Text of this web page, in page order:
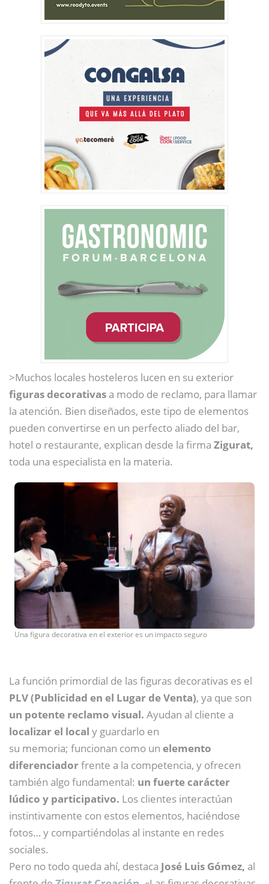
>Muchos locales hosteleros lucen en su exterior
figuras decorativas a modo de reclamo, para llamar
la atención. Bien diseñados, este tipo de elementos
pueden convertirse en un perfecto aliado del bar,
hotel o restaurante, explican desde la firma Zigurat,
toda una especialista en la materia.
Una figura decorativa en el exterior es un impacto seguro
La función primordial de las figuras decorativas es el
PLV (Publicidad en el Lugar de Venta), ya que son
un potente reclamo visual. Ayudan al cliente a
localizar el local y guardarlo en
su memoria; funcionan como un elemento
diferenciadorfrente a la competencia, y ofrecen
también algo fundamental: un fuerte carácter
lúdico y participativo. Los clientes interactúan
instintivamente con estos elementos, haciéndose
fotos… y compartiéndolas al instante en redes
sociales.
Pero no todo queda ahí, destaca José Luis Gómez, al